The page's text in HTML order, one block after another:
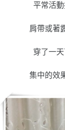
平常活
肩帶或著
穿了一
集中的效